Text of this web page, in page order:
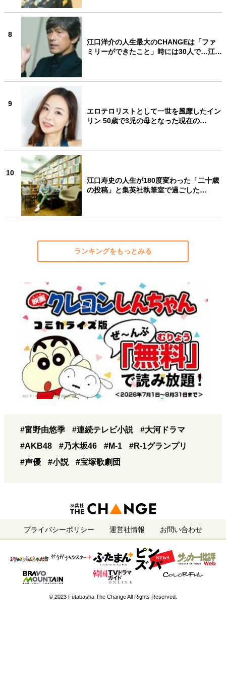
8
江口洋介の人生最大のCHANGEは「ファ
ミリーができたこと」時には30人で…江…
9
エロテロリストとして一世を風靡したイン
リン 50歳で3児の母となった現在の…
10
江口寿史の人生が180度変わった「二十歳
の投稿」と集英社執筆室で過ごした…
ランキングをもっとみる
#富野由悠季 #連続テレビ小説
#大河ドラマ
#AKB48
#乃木坂46 #M-1
#R-1グランプリ
#声優
#小説 #宝塚歌劇団
プライバシーポリシー 運営社情報 お問い合わせ
© 2023 Futabasha The Change All Rights Reserved.